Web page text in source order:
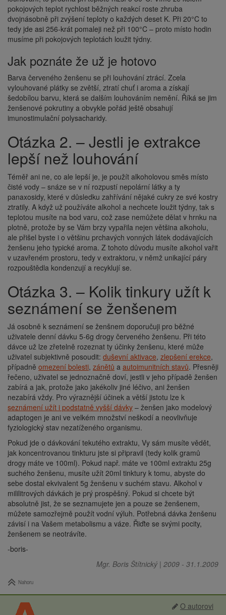
pokojových teplot rychlost běžných reakcí roste zhruba
dvojnásobně při zvýšení teploty o každých deset K. Při 20°C to
tedy jde asi 256-krát pomaleji než při 100°C – proto místo hodin
musíme při pokojových teplotách loužit týdny.
Jak poznáte že už je hotovo
Barva červeného ženšenu se při louhování ztrácí. Zcela
vylouhované plátky se zvětší, ztratí chuť i aroma a získají
šedobílou barvu, která se dalším louhováním nemění. Říká se jim
ženšenové pokrutiny a obvykle pořád ještě obsahují
imunostimulační polysacharidy.
Otázka 2. – Jestli je extrakce
lepší než louhování
Téměř ani ne, co ale lepší je, je použít alkoholovou směs místo
čisté vody – snáze se v ní rozpustí nepolární látky a ty
panaxosidy, které v důsledku zahřívání nějaké cukry ze své kostry
ztratily. A když už používáte alkohol a nechcete loužit týdny, tak s
teplotou musíte na bod varu, což zase nemůžete dělat v hrnku na
plotně, protože by se Vám brzy vypařila nejen většina alkoholu,
ale přišel byste i o většinu prchavých vonných látek dodávajících
ženšenu jeho typické aroma. Z tohoto důvodu musíte alkohol vařit
v uzavřeném prostoru, tedy v extraktoru, v němž unikající páry
rozpouštědla kondenzují a recyklují se.
Otázka 3. – Kolik tinkury užít k
seznámení se ženšenem
Já osobně k seznámení se ženšnem doporučuji pro běžné
uživatele denní dávku 5-6g drogy červeného ženšenu. Při této
dávce už lze zřetelně rozeznat ty účinky ženšenu, které může
uživatel subjektivně posoudit: duševní aktivace, zlepšení erekce,
případně omezení bolesti, zánětů a autoimunitních stavů. Přesněji
řečeno, uživatel se jednoznačně doví, jestli v jeho případě ženšen
zabírá a jak, protože jako jakékoliv jiné léčivo, ani ženšen
nezabírá vždy. Pro výraznější účinek a větší jistotu lze k
seznámení užít i podstatně vyšší dávky – ženšen jako modelový
adaptogen je ani ve velkém množství neškodí a neovlivňuje
fyziologický stav nezatíženého organismu.
Pokud jde o dávkování tekutého extraktu, Vy sám musíte vědět,
jak koncentrovanou tinkturu jste si připravil (tedy kolik gramů
drogy máte ve 100ml). Pokud např. máte ve 100ml extraktu 25g
suchého ženšenu, musíte užít 20ml tinktury k tomu, abyste do
sebe dostal ekvivalent 5g ženšenu v suchém stavu. Alkohol v
mililitrových dávkách je prý prospěšný. Pokud si chcete být
absolutně jist, že se seznamujete jen a pouze se ženšenem,
můžete samozřejmě použít vodní výluh. Potřebná dávka ženšenu
závisí i na Vašem metabolismu a váze. Řiďte se svými pocity,
ženšenem se neotrávíte.
-boris-
Mgr. Boris Štítnický | 2009 - 31.1.2009
Nahoru
O autorovi